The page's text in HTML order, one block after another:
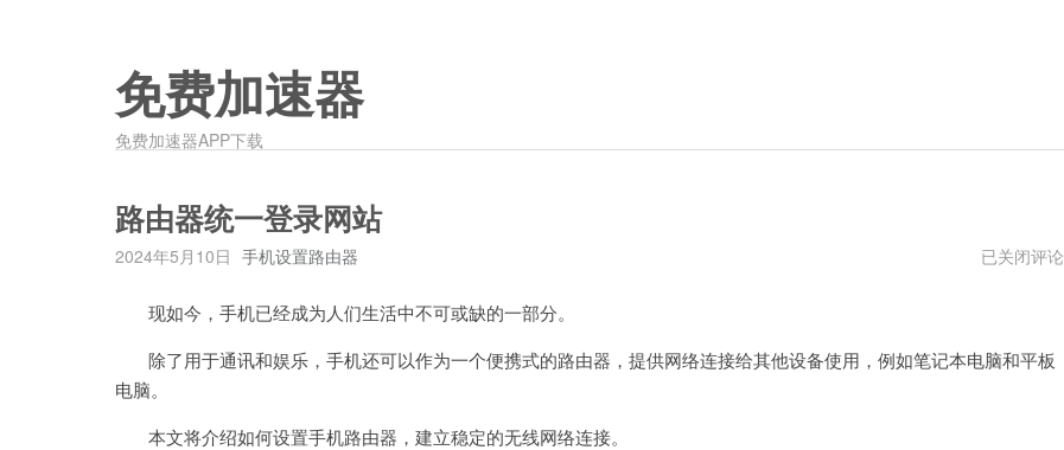
免费加速器
免费加速器APP下载
路由器统一登录网站
2024年5月10日 手机设置路由器
路
登
录
已关闭评论
现如今，手机已经成为人们生活中不可或缺的一部分。
除了用于通讯和娱乐，手机还可以作为一个便携式的路由器，提供网络连接给其他设备使用，例如笔记本电脑和平板
电脑。
本文将介绍如何设置手机路由器，建立稳定的无线网络连接。